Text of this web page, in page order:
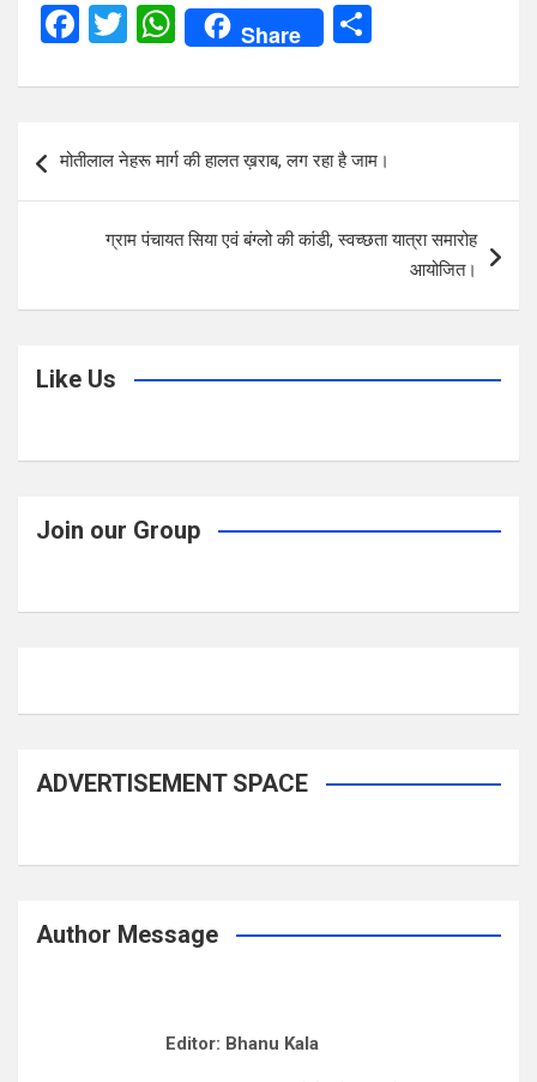
F
ce
b
o
o
T
tt
W
h
at
s
A
p
p
Share
ar
navigation
मोतीलाल नेहरू मार्ग की हालत ख़राब, लग रहा है जाम।
ग्राम पंचायत सिया एवं बंग्लो की कांडी, स्वच्छता यात्रा समारोह
आयोजित।
Like Us
Join our Group
ADVERTISEMENT SPACE
Author Message
Editor: Bhanu Kala